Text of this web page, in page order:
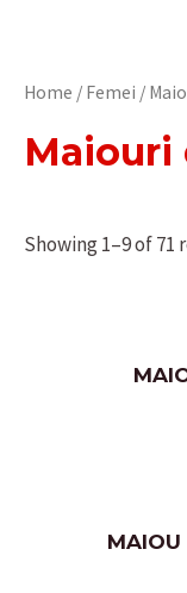
Home / Femei /
Maiouri
Showing 1–9 of 71
MAIOU